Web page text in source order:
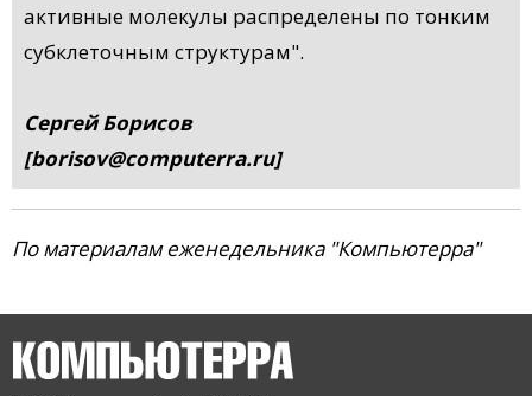
активные молекулы распределены по тонким
субклеточным структурам".
Сергей Борисов
[borisov@computerra.ru]
По материалам еженедельника "Компьютерра"